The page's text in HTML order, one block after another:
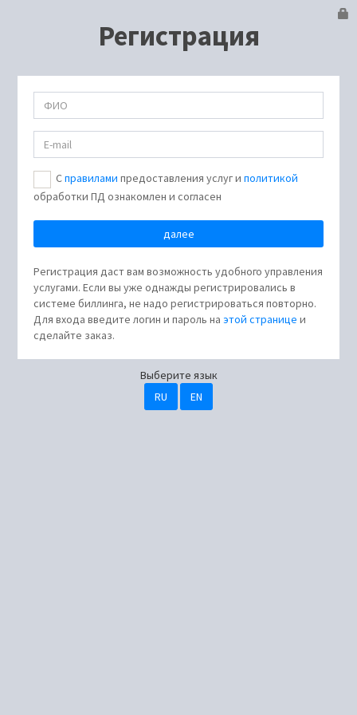
Регистрация
Справилами предоставления услуг иполитикой
обработки ПД ознакомлен и согласен
Регистрация даст вам возможность удобного управления
услугами. Если вы уже однажды регистрировались в
системе биллинга, не надо регистрироваться повторно.
Для входа введите логин и пароль на этой странице и
сделайте заказ.
Выберите язык